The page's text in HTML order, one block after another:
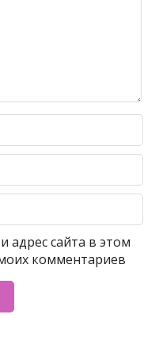
адрес сайта в этом
комментариев